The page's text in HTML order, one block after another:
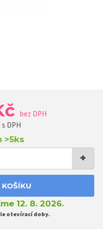
bez DPH
s DPH
>5ks
+
12. 8. 2026.
otevírací doby.